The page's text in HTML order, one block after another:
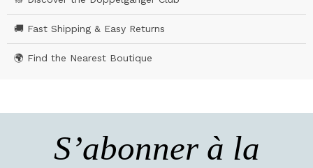
🚚 Fast Shipping & Easy Returns
🌍 Find the Nearest Boutique
S’abonner à la